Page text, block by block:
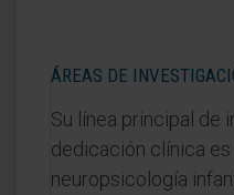
ÁREAS DE
Su línea principal de
dedicación clínica
neuropsicología